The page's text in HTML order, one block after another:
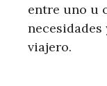
entre uno u
viajero.